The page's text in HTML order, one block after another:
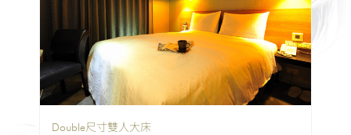
Double尺寸雙人大床